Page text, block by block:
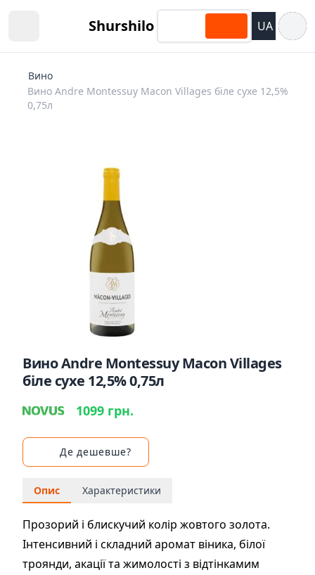
Shurshilo UA
Вино
Вино Andre Montessuy Macon Villages біле сухе 12,5%
0,75л
Вино Andre Montessuy Macon Villages
біле сухе 12,5% 0,75л
1099 грн.
Де дешевше?
Опис Характеристики
Прозорий і блискучий колір жовтого золота.
Інтенсивний і складний аромат віника, білої
троянди, акації та жимолості з відтінкамим